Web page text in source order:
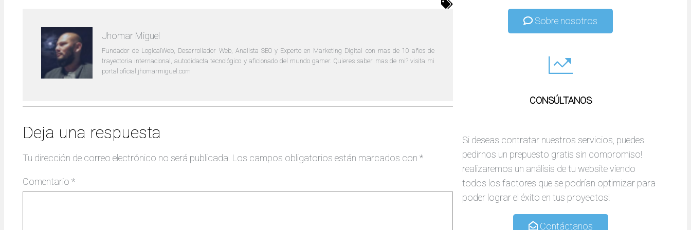
Jhomar Miguel
Fundador de LogicalWeb, Desarrollador Web, Analista SEO y Experto en Marketing Digital con mas de 10 años de
trayectoria internacional, autodidacta tecnológico y aficionado del mundo gamer. Quieres saber mas de mi? visita mi
portal oficial jhomarmiguel.com
Deja una respuesta
Tu dirección de correo electrónico no será publicada. Los campos obligatorios están marcados con *
Comentario *
Sobre nosotros
CONSÚLTANOS
Si deseas contratar nuestros servicios, puedes
pedirnos un prepuesto gratis sin compromiso!
realizaremos un análisis de tu website viendo
todos los factores que se podrían optimizar para
poder lograr el éxito en tus proyectos!
Contáctanos